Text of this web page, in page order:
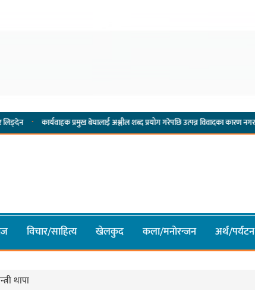
प्रमुख बेघालाई अश्लील शब्द प्रयोग गरेपछि उत्पन्न विवादका कारण नगरसभा रोकियो ·
विचार/साहित्य खेलकुद कला/मनाेरन्जन अर्थ/पर्यटन
थापा